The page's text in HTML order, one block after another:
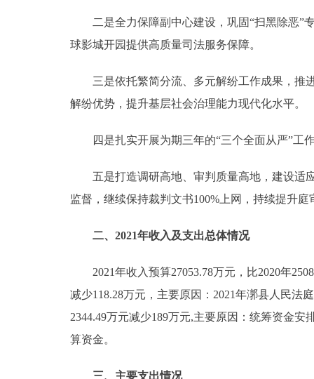
二是全力保障副中心建设，巩固“扫黑除恶”专
球影城开园提供高质量司法服务保障。
三是依托繁简分流、多元解纷工作成果，推进
解纷优势，提升基层社会治理能力现代化水平。
四是扎实开展为期三年的“三个全面从严”工
五是打造调研高地、审判质量高地，建设适应
监督，继续保持裁判文书100%上网，持续提升
二、2021年收入及支出总体情况
2021年收入预算27053.78万元，比2020年
减少118.28万元，主要原因：2021年漷县人民法
2344.49万元减少189万元,主要原因：统筹资金
算资金。
三、主要支出情况